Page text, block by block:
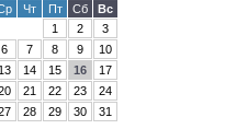
Чт Пт Сб
Вс
1
2
3
6
7 8 9
10
14 15 16
17
21 22 23
24
28 29 30 31